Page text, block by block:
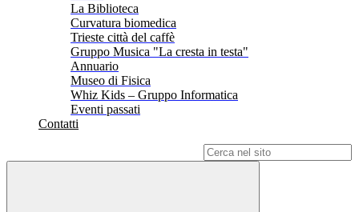
La Biblioteca
Curvatura biomedica
Trieste città del caffè
Gruppo Musica "La cresta in testa"
Annuario
Museo di Fisica
Whiz Kids – Gruppo Informatica
Eventi passati
Contatti